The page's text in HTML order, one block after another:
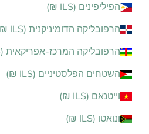
הפיליפינים (ILS ₪)
הרפובליקה הדומיניקנית (ILS ₪)
הרפובליקה המרכז-אפריקאית (ILS ₪)
השטחים הפלסטיניים (ILS ₪)
וייטנאם (ILS ₪)
ונואטו (ILS ₪)